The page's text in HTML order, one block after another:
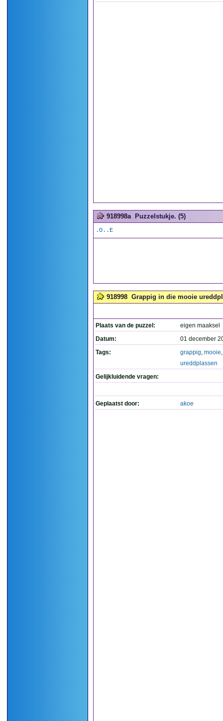
918998a Puzzelstukje. (5)
.O..E
918998 Grappig in die mooie
Plaats van de puzzel:
eigen maaksel
Datum:
01 december
Tags:
grappig, mooie,
ureddplassen
Gelijkluidende vragen:
Geplaatst door: akoe